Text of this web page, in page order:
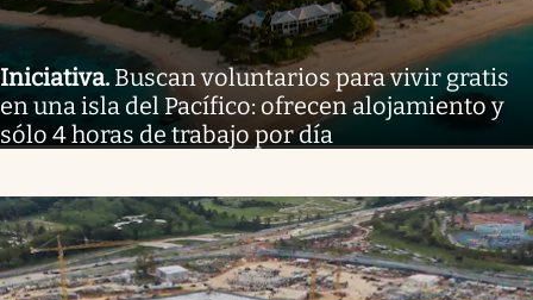
Iniciativa. Buscan voluntarios para vivir gratis
en una isla del Pacífico: ofrecen alojamiento y
sólo 4 horas de trabajo por día